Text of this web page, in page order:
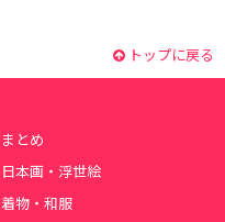
トップに戻る
まとめ
日本画・浮世絵
着物・和服